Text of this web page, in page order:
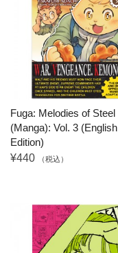
Fuga: Melodies of Steel
(Manga): Vol. 3 (English
Edition)
¥440
（税込）